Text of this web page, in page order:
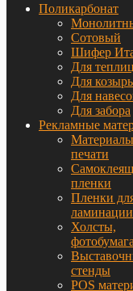
Поликарбонат
Сотовый
Шифер
Для теплиц
Для
Для
Для забора
Рекламные
печати
пленки
Пленки
ламинации
Холсты,
фотобумага
стенды
POS